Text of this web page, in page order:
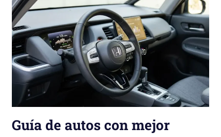
Guía de autos con mejor